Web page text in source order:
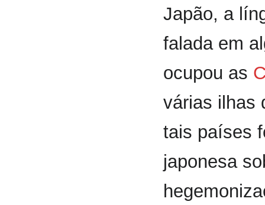
Japão, a
falada em
ocupou as
várias ilhas
tais países
japonesa